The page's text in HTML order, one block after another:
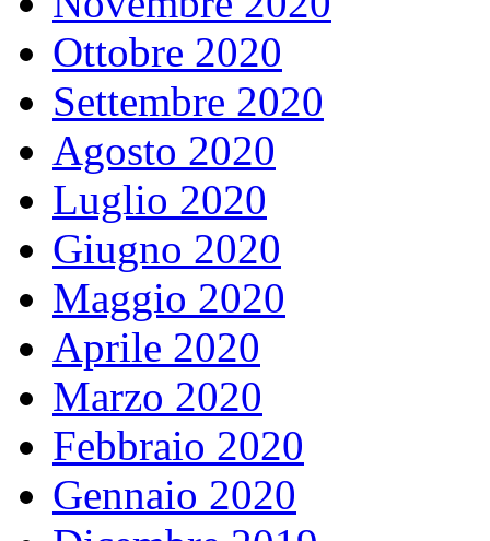
Ottobre 2020
Settembre 2020
Agosto 2020
Luglio 2020
Giugno 2020
Maggio 2020
Aprile 2020
Marzo 2020
Febbraio 2020
Gennaio 2020